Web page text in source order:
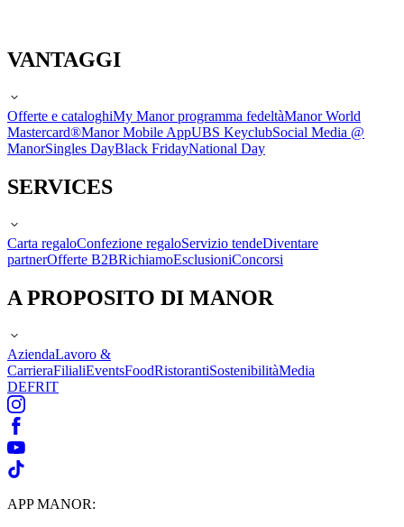
VANTAGGI
Offerte e cataloghiMy Manor programma fedeltàManor World
Mastercard®Manor Mobile AppUBS KeyclubSocial Media @
ManorSingles DayBlack FridayNational Day
SERVICES
Carta regaloConfezione regaloServizio tendeDiventare
partnerOfferte B2BRichiamoEsclusioniConcorsi
A PROPOSITO DI MANOR
AziendaLavoro &
CarrieraFilialiEventsFoodRistorantiSostenibilitàMedia
DEFRIT
APP MANOR: